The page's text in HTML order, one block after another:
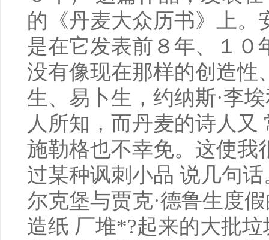
的《丹麦大众历书》上。
是在它发表前８年、１０
没有像现在那样的创造性
生、易卜生，约纳斯·李
人所知，而丹麦的诗人
施勒格也不幸免。这使我
过某种讽刺小品 说几句
尔克堡与贾克·德鲁生度
造纸 厂堆*?起来的大批